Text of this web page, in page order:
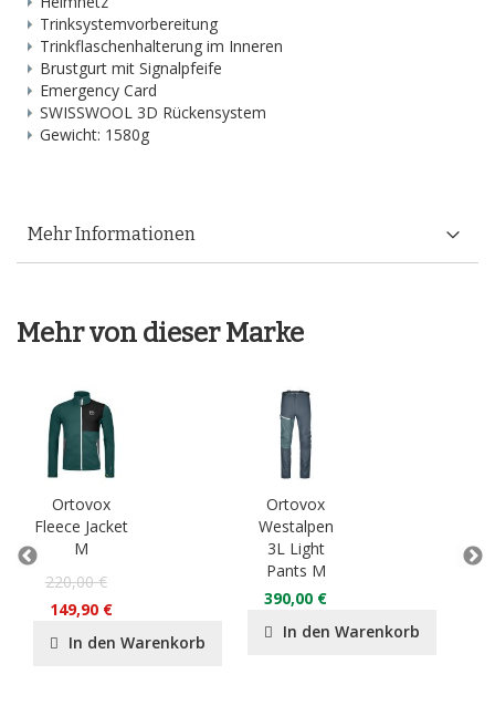
Trinksystemvorbereitung
Trinkflaschenhalterung im Inneren
Brustgurt mit Signalpfeife
Emergency Card
SWISSWOOL 3D Rückensystem
Gewicht: 1580g
Mehr Informationen
Mehr von dieser Marke
Ortovox
Fleece Jacket
M
220,00 €
149,90 €
In den Warenkorb
Ortovox
Westalpen
3L Light
Pants M
390,00 €
In den Warenkorb